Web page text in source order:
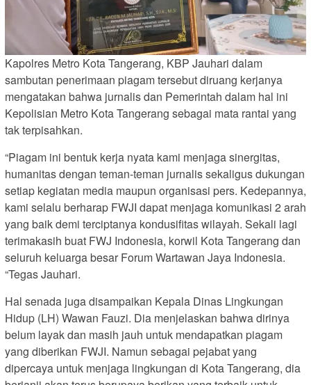
Kapolres Metro Kota Tangerang, KBP Jauhari dalam
sambutan penerimaan piagam tersebut diruang kerjanya
mengatakan bahwa jurnalis dan Pemerintah dalam hal ini
Kepolisian Metro Kota Tangerang sebagai mata rantai yang
tak terpisahkan.
“Piagam ini bentuk kerja nyata kami menjaga sinergitas,
humanitas dengan teman-teman jurnalis sekaligus dukungan
setiap kegiatan media maupun organisasi pers. Kedepannya,
kami selalu berharap FWJI dapat menjaga komunikasi 2 arah
yang baik demi terciptanya kondusifitas wilayah. Sekali lagi
terimakasih buat FWJ Indonesia, korwil Kota Tangerang dan
seluruh keluarga besar Forum Wartawan Jaya Indonesia.
“Tegas Jauhari.
Hal senada juga disampaikan Kepala Dinas Lingkungan
Hidup (LH) Wawan Fauzi. Dia menjelaskan bahwa dirinya
belum layak dan masih jauh untuk mendapatkan piagam
yang diberikan FWJI. Namun sebagai pejabat yang
dipercaya untuk menjaga lingkungan di Kota Tangerang, dia